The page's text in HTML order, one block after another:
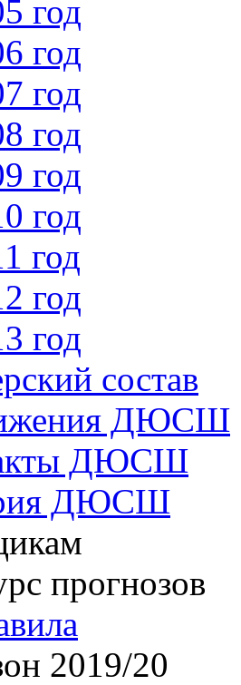
год
год
год
год
год
год
год
год
год
состав
ДЮСШ
ДЮСШ
ДЮСШ
прогнозов
2019/20